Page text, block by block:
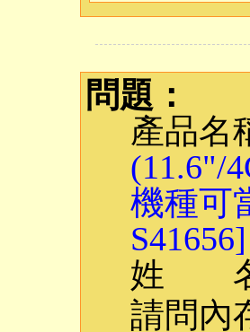
問題：
產品名
(11.6"/
機種可
S41656]
姓 名
請問內